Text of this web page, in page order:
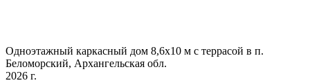
Одноэтажный каркасный дом 8,6х10 м с террасой в п.
Беломорский, Архангельская обл.
2026 г.